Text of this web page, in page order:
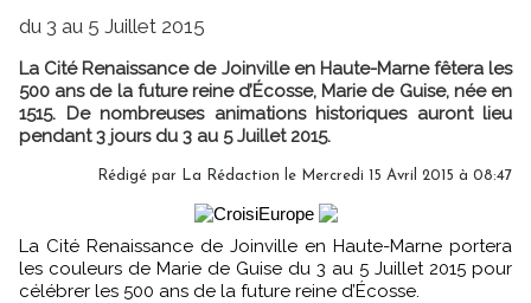
du 3 au 5 Juillet 2015
La Cité Renaissance de Joinville en Haute-Marne fêtera les
500 ans de la future reine d’Écosse, Marie de Guise, née en
1515. De nombreuses animations historiques auront lieu
pendant 3 jours du 3 au 5 Juillet 2015.
Rédigé par La Rédaction le Mercredi 15 Avril 2015 à 08:47
La Cité Renaissance de Joinville en Haute-Marne portera
les couleurs de Marie de Guise du 3 au 5 Juillet 2015 pour
célébrer les 500 ans de la future reine d’Écosse.